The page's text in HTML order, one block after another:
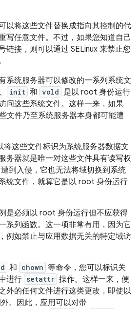
以将这些文件替换成指向其控制的代
写任意文件。不过，如果您知道自己
链接，则可以通过 SELinux 来禁止您
系统服务器可以修改的一系列系统文
、 init 和 vold 是以 root 身份运行
问这些系统文件。这样一来，如果
文件乃至系统服务器本身都可能遭
将这些文件标识为系统服务器数据文
务器就是唯一对这些文件具有读写权
遭到入侵，它也无法将域切换到系统
统文件，就算它是以 root 身份运行
是必须以 root 身份运行但不应获得
系列函数。这一项非常有用，因为它
例如禁止与应用数据无关的特定域访
和 chown 等命令，您可以标识关
进行 setattr 操作。这样一来，便
外的任何文件进行这类更改，即使以
。因此，应用可以对带